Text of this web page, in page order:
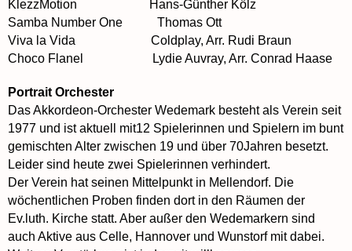
KlezzMotion Hans-Günther Kölz
Samba Number One Thomas Ott
Viva la Vida Coldplay, Arr. Rudi Braun
Choco Flanel Lydie Auvray, Arr. Conrad Haase
Portrait Orchester
Das Akkordeon-Orchester Wedemark besteht als Verein seit
1977 und ist aktuell mit12 Spielerinnen und Spielern im bunt
gemischten Alter zwischen 19 und über 70Jahren besetzt.
Leider sind heute zwei Spielerinnen verhindert.
Der Verein hat seinen Mittelpunkt in Mellendorf. Die
wöchentlichen Proben finden dort in den Räumen der
Ev.luth. Kirche statt. Aber außer den Wedemarkern sind
auch Aktive aus Celle, Hannover und Wunstorf mit dabei.